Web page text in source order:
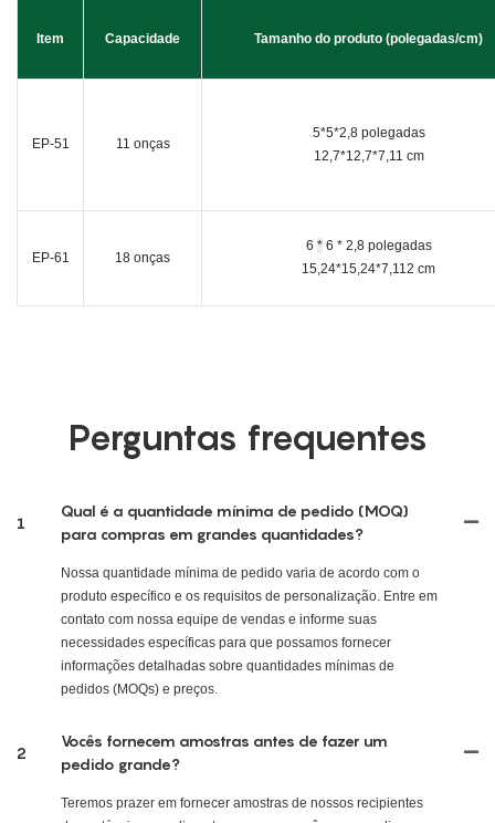
Item Capacidade Tamanho do produto (polegadas/cm)
EP-51 11 onças
5*5*2,8 polegadas
12,7*12,7*7,11 cm
EP-61 18 onças
6 *6 * 2,8 polegadas
15,24*15,24*7,112 cm
Perguntas frequentes
1
Qual é a quantidade mínima de pedido (MOQ)
para compras em grandes quantidades?
Nossa quantidade mínima de pedido varia de acordo com o
produto específico e os requisitos de personalização. Entre em
contato com nossa equipe de vendas e informe suas
necessidades específicas para que possamos fornecer
informações detalhadas sobre quantidades mínimas de
pedidos (MOQs) e preços.
2
Vocês fornecem amostras antes de fazer um
pedido grande?
Teremos prazer em fornecer amostras de nossos recipientes